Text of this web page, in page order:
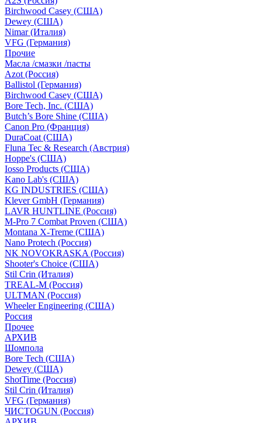
Birchwood Casey (США)
Dewey (США)
Nimar (Италия)
VFG (Германия)
Прочие
Масла /смазки /пасты
Azot (Россия)
Ballistol (Германия)
Birchwood Casey (США)
Bore Tech, Inc. (США)
Butch’s Bore Shine (СШA)
Canon Pro (Франция)
DuraCoat (США)
Fluna Tec & Research (Австрия)
Hoppe's (США)
Iosso Products (США)
Kano Lab's (США)
KG INDUSTRIES (США)
Klever GmbH (Германия)
LAVR HUNTLINE (Россия)
M-Pro 7 Combat Proven (СШA)
Montana X-Treme (США)
Nano Protech (Россия)
NK NOVOKRASKA (Россия)
Shooter's Choice (СШA)
Stil Crin (Италия)
TREAL-M (Россия)
ULTMAN (Россия)
Wheeler Engineering (СШA)
Россия
Прочее
АРХИВ
Шомпола
Bore Tech (США)
Dewey (США)
ShotTime (Россия)
Stil Crin (Италия)
VFG (Германия)
ЧИСТОGUN (Россия)